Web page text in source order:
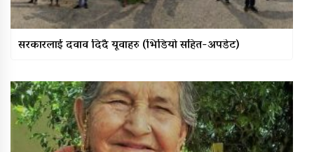
सरकारलाई दवाव दिँदै यूवाहरु (भिडियो सहित-अपडेट)